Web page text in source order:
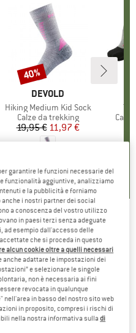
MARCHIO
DEVOLD
Articolo
Hiking Medium Kid Sock
Gruppo di prodotti
Calze da trekking
Prezzo
19,95 € Prezzo ridotto
11,97 €
Sconto
40%
Low-Cut Socks -
garantire le funzioni necessarie del
funzionalità aggiuntive, analizziamo
e la pubblicità e forniamo
i nostri partner dei social
a conoscenza del vostro utilizzo
in paesi terzi senza adeguate
ad esempio dall'accesso delle
che si proceda in questo
alcun cookie oltre a quelli necessari
anche adattare le impostazioni dei
e selezionare le singole
non è necessaria ai fini
revocata in qualunque
nell'area in basso del nostro sito web
in proposito, compresi i rischi di
nella nostra informativa sulladi